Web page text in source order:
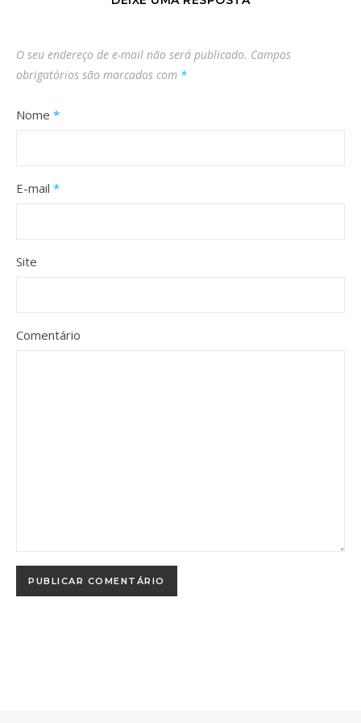
O seu endereço de e-mail não será publicado. Campos
obrigatórios são marcados com *
Nome *
E-mail *
Site
Comentário